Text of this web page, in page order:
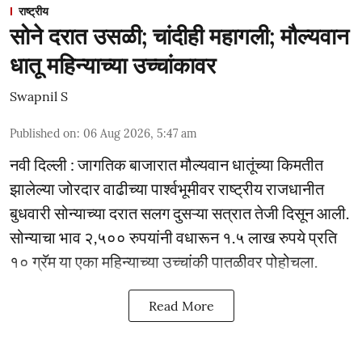
राष्ट्रीय
सोने दरात उसळी; चांदीही महागली; मौल्यवान
धातू महिन्याच्या उच्चांकावर
Swapnil S
Published on: 06 Aug 2026, 5:47 am
नवी दिल्ली : जागतिक बाजारात मौल्यवान धातूंच्या किमतीत
झालेल्या जोरदार वाढीच्या पार्श्वभूमीवर राष्ट्रीय राजधानीत
बुधवारी सोन्याच्या दरात सलग दुसऱ्या सत्रात तेजी दिसून आली.
सोन्याचा भाव २,५०० रुपयांनी वधारून १.५ लाख रुपये प्रति
१० ग्रॅम या एका महिन्याच्या उच्चांकी पातळीवर पोहोचला.
Read More